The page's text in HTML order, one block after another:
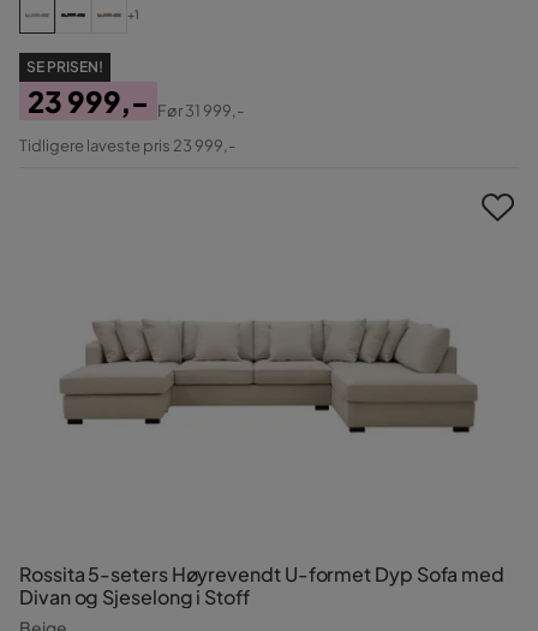
+1
SE PRISEN!
Pris
23 999,-
Original
Før31 999,-
Tidligere laveste pris 23 999,-
Rossita 5-seters Høyrevendt U-formet Dyp Sofa med
Divan og Sjeselong i Stoff